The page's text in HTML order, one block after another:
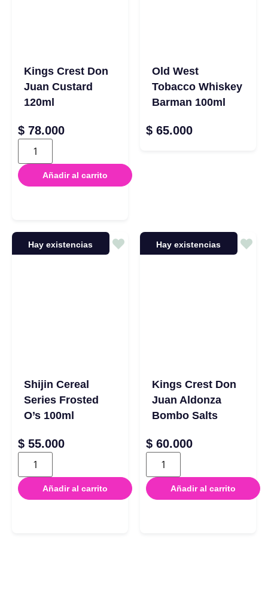
Kings Crest Don
Juan Custard
120ml
$ 78.000
Añadir al carrito
Old West
Tobacco Whiskey
Barman 100ml
$ 65.000
Hay existencias
Shijin Cereal
Series Frosted
O’s 100ml
$ 55.000
Añadir al carrito
Hay existencias
Kings Crest Don
Juan Aldonza
Bombo Salts
$ 60.000
Añadir al carrito